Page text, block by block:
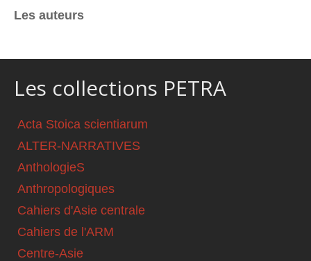
Les auteurs
Les collections PETRA
Acta Stoica scientiarum
ALTER-NARRATIVES
AnthologieS
Anthropologiques
Cahiers d'Asie centrale
Cahiers de l'ARM
Centre-Asie